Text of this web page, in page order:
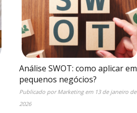
Análise SWOT: como aplicar em
pequenos negócios?
Publicado porMarketingem 13 de janeiro de
2026